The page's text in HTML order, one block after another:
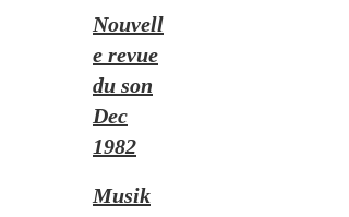
Nouvell
e revue
du son
Dec
1982
Musik